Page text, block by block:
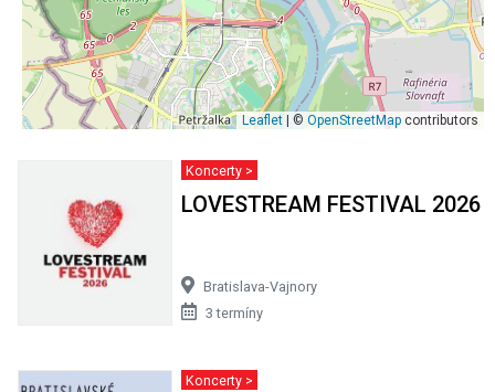
Leaflet | © OpenStreetMap contributors
Koncerty >
LOVESTREAM FESTIVAL 2026
Bratislava-Vajnory
3 termíny
Koncerty >